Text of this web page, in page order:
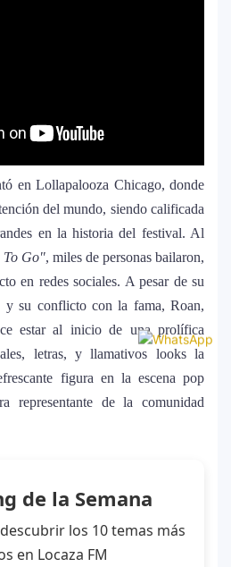
en Lollapalooza Chicago, donde
del mundo, siendo calificada
en la historia del festival. Al
Go", miles de personas bailaron,
en redes sociales. A pesar de su
y su conflicto con la fama, Roan,
estar al inicio de una prolífica
letras, y llamativos looks la
figura en la escena pop
representante de la comunidad
de la Semana
los 10 temas más
en Locaza FM